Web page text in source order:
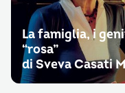
La famiglia, i
“rosa”
di Sveva Casati